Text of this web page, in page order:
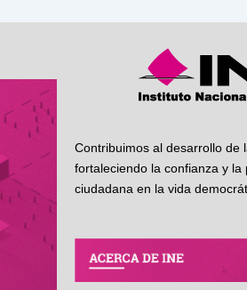
Contribuimos al desarrollo de
fortaleciendo la confianza y la
ciudadana en la vida